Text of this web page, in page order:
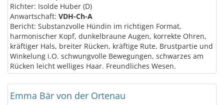
Richter: Isolde Huber (D)
Anwartschaft: VDH-Ch-A
Bericht: Substanzvolle Hündin im richtigen Format,
harmonischer Kopf, dunkelbraune Augen, korrekte Ohren,
kräftiger Hals, breiter Rücken, kräftige Rute, Brustpartie und
Winkelung i.O. schwungvolle Bewegungen, schwarzes am
Rücken leicht welliges Haar. Freundliches Wesen.
Emma Bär von der Ortenau